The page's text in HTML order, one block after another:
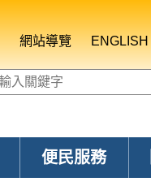
網站導覽 ENGLISH
便民服務